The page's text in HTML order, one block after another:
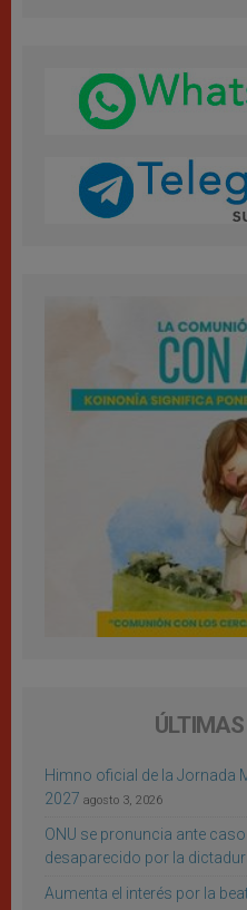
Himno oficial de la Jornada
2027 agosto 3, 2026
ONU se pronuncia ante
desaparecido por la
Aumenta el interés por la